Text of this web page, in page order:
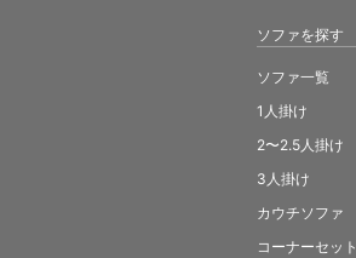
ソファを探す
ソファ一覧
1人掛け
2〜2.5人掛け
3人掛け
カウチソファ
コーナーセット